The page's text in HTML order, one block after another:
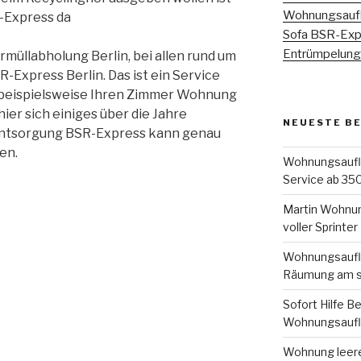
da
Berlin, bei allen rund um
Express Berlin. Das ist ein Service
Ihren Zimmer Wohnung
sich einiges über die Jahre
BSR-Express kann genau
Sofa BSR-
NEUESTE
Service ab
Martin
voller Sprinter
Räumung am
Sofort Hilfe
Wohnung